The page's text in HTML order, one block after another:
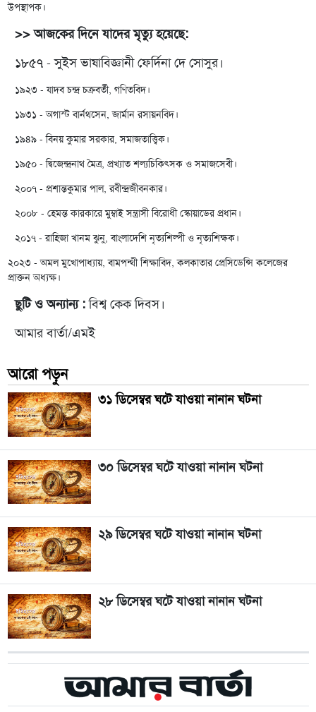
উপস্থাপক।
>> আজকের দিনে যাদের মৃত্যু হয়েছে:
১৮৫৭ - সুইস ভাষাবিজ্ঞানী ফের্দিনা দে সোসুর।
১৯২৩ - যাদব চন্দ্র চক্রবর্তী, গণিতবিদ।
১৯৩১ - অগাস্ট বার্নথসেন, জার্মান রসায়নবিদ।
১৯৪৯ - বিনয় কুমার সরকার, সমাজতাত্ত্বিক।
১৯৫০ - দ্বিজেন্দ্রনাথ মৈত্র, প্রখ্যাত শল্যচিকিৎসক ও সমাজসেবী।
২০০৭ - প্রশান্তকুমার পাল, রবীন্দ্রজীবনকার।
২০০৮ - হেমন্ত কারকারে মুম্বাই সন্ত্রাসী বিরোধী স্কোয়াডের প্রধান।
২০১৭ - রাহিজা খানম ঝুনু, বাংলাদেশি নৃত্যশিল্পী ও নৃত্যশিক্ষক।
২০২৩ - অমল মুখোপাধ্যায়, বামপন্থী শিক্ষাবিদ, কলকাতার প্রেসিডেন্সি কলেজের
প্রাক্তন অধ্যক্ষ।
ছুটি ও অন্যান্য :বিশ্ব কেক দিবস।
আমার বার্তা/এমই
আরো পড়ুন
৩১ ডিসেম্বর ঘটে যাওয়া নানান ঘটনা
৩০ ডিসেম্বর ঘটে যাওয়া নানান ঘটনা
২৯ ডিসেম্বর ঘটে যাওয়া নানান ঘটনা
২৮ ডিসেম্বর ঘটে যাওয়া নানান ঘটনা